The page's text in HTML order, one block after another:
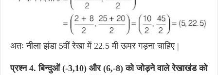
अतः नीला झंडा 5वीं रेखा में 22.5 मी ऊपर गड़ना चाहिए |
प्रश्न 4.बिन्दुओं (-3,10) और (6,-8) को जोड़ने वाले रेखाखंड को